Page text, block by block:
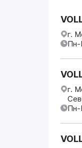
г.
Пн-
г.
Пн-